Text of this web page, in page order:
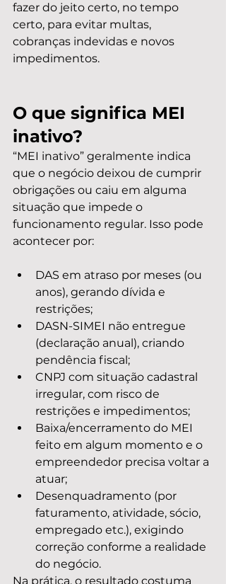
fazer do jeito certo, no tempo
certo, para evitar multas,
cobranças indevidas e novos
impedimentos.
O que significa MEI
inativo?
“MEI inativo” geralmente indica
que o negócio deixou de cumprir
obrigações ou caiu em alguma
situação que impede o
funcionamento regular. Isso pode
acontecer por:
DAS em atraso por meses (ou
anos), gerando dívida e
restrições;
DASN-SIMEI não entregue
(declaração anual), criando
pendência fiscal;
CNPJ com situação cadastral
irregular, com risco de
restrições e impedimentos;
Baixa/encerramento do MEI
feito em algum momento e o
empreendedor precisa voltar a
atuar;
Desenquadramento (por
faturamento, atividade, sócio,
empregado etc.), exigindo
correção conforme a realidade
do negócio.
Na prática, o resultado costuma